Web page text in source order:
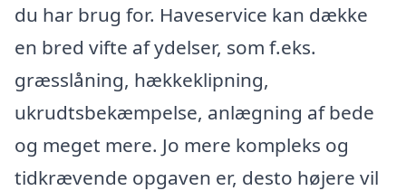
du har brug for. Haveservice kan dække
en bred vifte af ydelser, som f.eks.
græsslåning, hækkeklipning,
ukrudtsbekæmpelse, anlægning af bede
og meget mere. Jo mere kompleks og
tidkrævende opgaven er, desto højere vil